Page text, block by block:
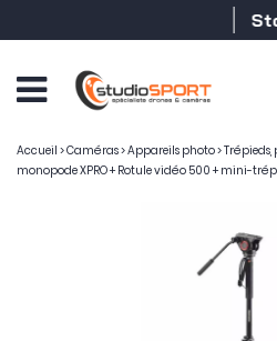
Accueil >Caméras>Appareils photo>Trépieds,
monopode XPRO + Rotule vidéo 500 + mini-